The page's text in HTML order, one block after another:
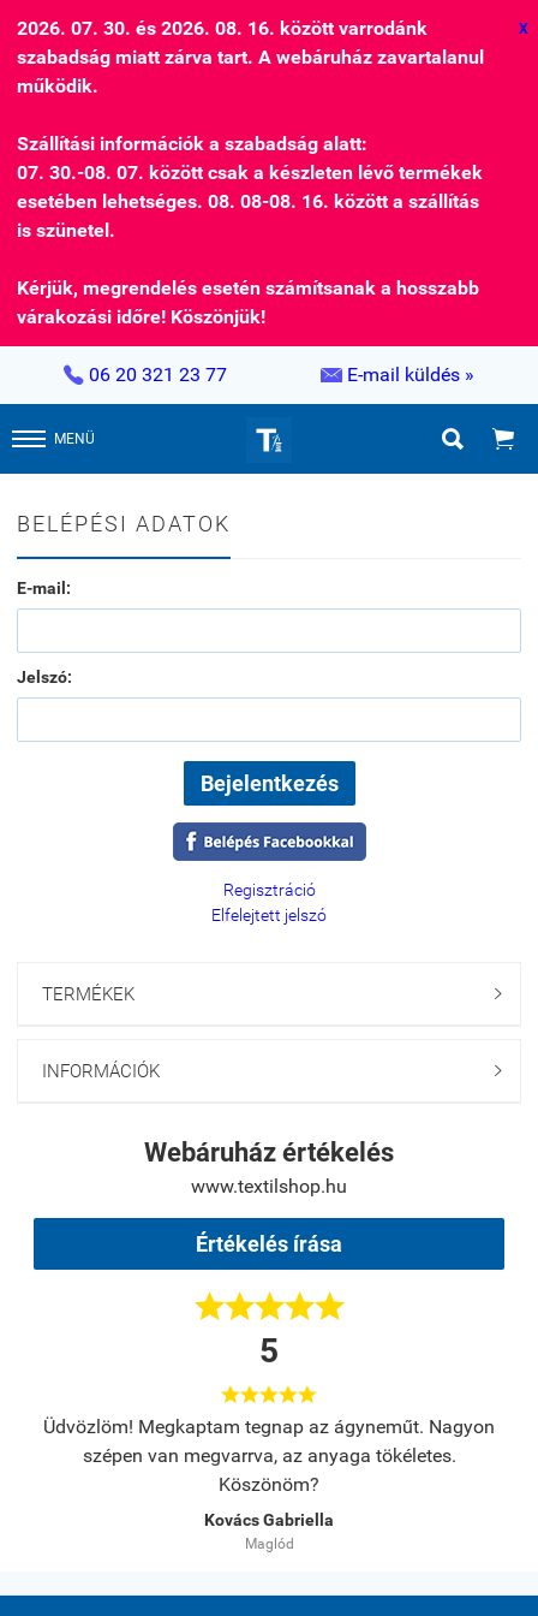
2026. 07. 30. és 2026. 08. 16. között varrodánk
szabadság miatt zárva tart. A webáruház zavartalanul
működik.
Szállítási információk a szabadság alatt:
07. 30.-08. 07. között csak a készleten lévő termékek
esetében lehetséges. 08. 08-08. 16. között a szállítás
is szünetel.
Kérjük, megrendelés esetén számítsanak a hosszabb
várakozási időre! Köszönjük!
X
 06 20 321 23 77  E-mail küldés »
MENÜ  
BELÉPÉSI ADATOK
E-mail:
Jelszó:
Regisztráció
Elfelejtett jelszó
TERMÉKEK 
INFORMÁCIÓK 
Webáruház értékelés
www.textilshop.hu
Értékelés írása

5

Üdvözlöm! Megkaptam tegnap az ágyneműt. Nagyon
szépen van megvarrva, az anyaga tökéletes.
Köszönöm?
Kovács Gabriella
Maglód